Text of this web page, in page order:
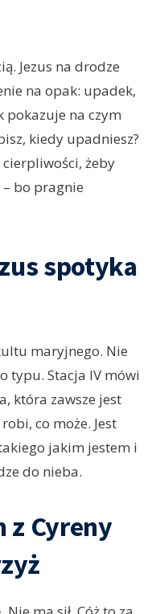
Jezus na drodze
na opak: upadek,
pokazuje na czym
kiedy upadniesz?
cierpliwości, żeby
– bo pragnie
spotyka
maryjnego. Nie
typu. Stacja IV mówi
która zawsze jest
co może. Jest
jakim jestem i
do nieba.
z Cyreny